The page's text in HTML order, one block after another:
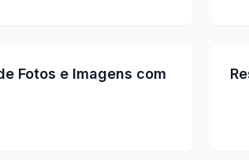
Fotos e Imagens com